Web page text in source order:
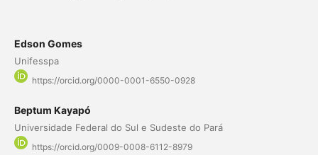
Edson Gomes
Unifesspa
https://orcid.org/0000-0001-6550-0928
Beptum Kayapó
Universidade Federal do Sul e Sudeste do Pará
https://orcid.org/0009-0008-6112-8979